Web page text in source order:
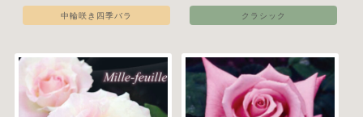
中輪咲き四季バラ クラシック